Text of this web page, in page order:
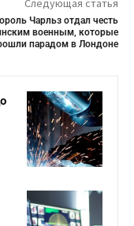
Следующая статья
Чарльз отдал честь
военным, которые
парадом в Лондоне